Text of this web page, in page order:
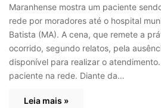
Maranhense mostra um paciente
rede por moradores até o hospital
Batista (MA). A cena, que remete a
ocorrido, segundo relatos, pela
disponível para realizar o
paciente na rede. Diante da…
Leia mais »